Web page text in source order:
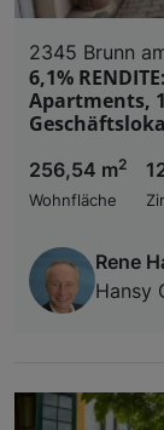
2345 Brunn
6,1%
Apartments,
256,54 m2
Wohnfläche
Rene
Hansy